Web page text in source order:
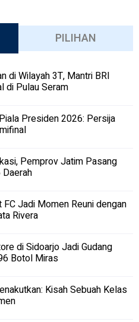
PILIHAN
di Wilayah 3T, Mantri BRI
di Pulau Seram
Presiden 2026: Persija
Pemprov Jatim Pasang
Jadi Momen Reuni dengan
Rivera
di Sidoarjo Jadi Gudang
Botol Miras
Kisah Sebuah Kelas